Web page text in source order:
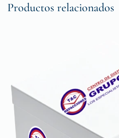
Productos relacionados